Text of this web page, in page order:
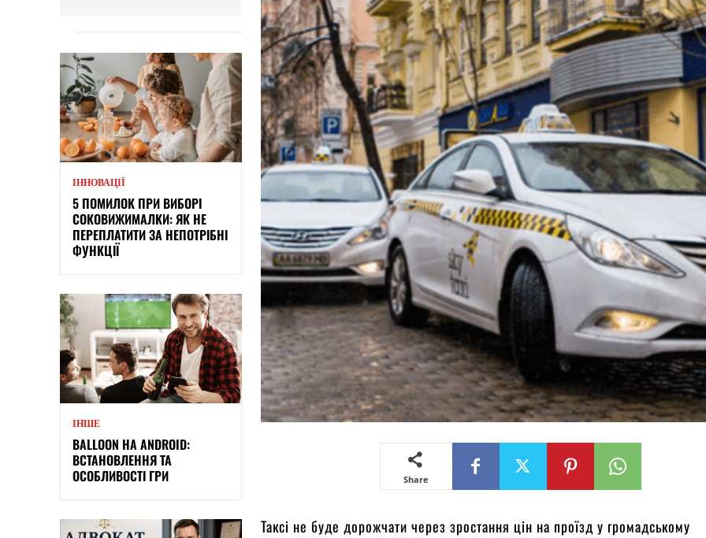
ІННОВАЦІЇ
5 ПОМИЛОК ПРИ ВИБОРІ
СОКОВИЖИМАЛКИ: ЯК НЕ
ПЕРЕПЛАТИТИ ЗА НЕПОТРІБНІ
ФУНКЦІЇ
ІНШЕ
BALLOON НА ANDROID:
ВСТАНОВЛЕННЯ ТА
ОСОБЛИВОСТІ ГРИ
Share
Таксі не буде дорожчати через зростання цін на проїзд у громадському